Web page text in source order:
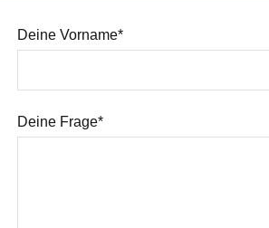
Deine Vorname*
Deine Frage*